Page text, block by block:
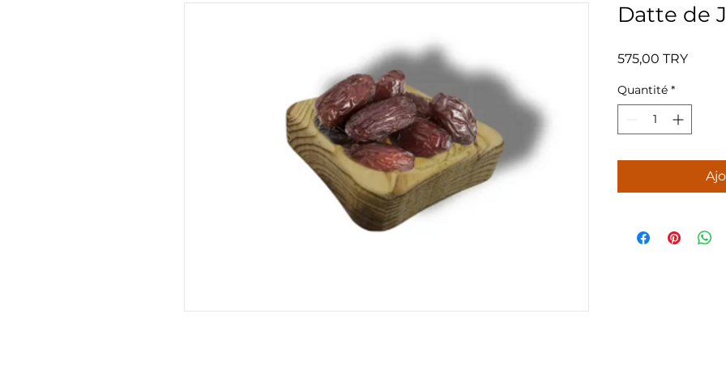
Datte de
575,00 TRYPrix
Quantité *